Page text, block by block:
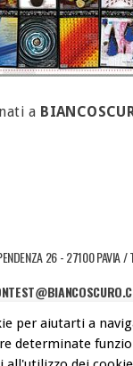
a
26 - 27100
POWERED BY
CONTEMPORANEA
per aiutarti a
determinate